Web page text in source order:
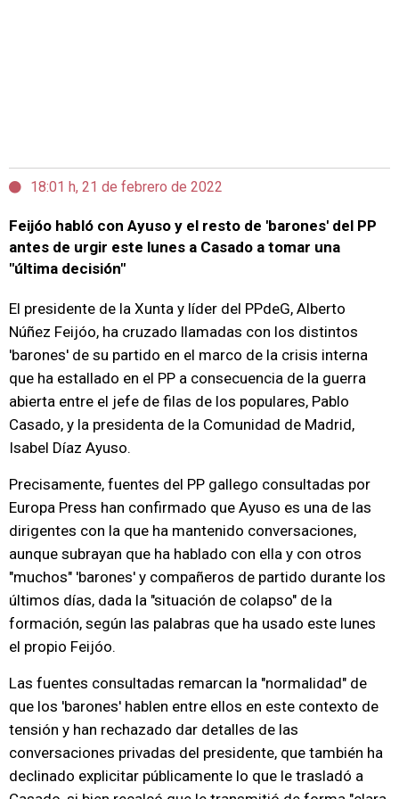
18:01 h, 21 de febrero de 2022
Feijóo habló con Ayuso y el resto de 'barones' del PP
antes de urgir este lunes a Casado a tomar una
"última decisión"
El presidente de la Xunta y líder del PPdeG, Alberto
Núñez Feijóo, ha cruzado llamadas con los distintos
'barones' de su partido en el marco de la crisis interna
que ha estallado en el PP a consecuencia de la guerra
abierta entre el jefe de filas de los populares, Pablo
Casado, y la presidenta de la Comunidad de Madrid,
Isabel Díaz Ayuso.
Precisamente, fuentes del PP gallego consultadas por
Europa Press han confirmado que Ayuso es una de las
dirigentes con la que ha mantenido conversaciones,
aunque subrayan que ha hablado con ella y con otros
"muchos" 'barones' y compañeros de partido durante los
últimos días, dada la "situación de colapso" de la
formación, según las palabras que ha usado este lunes
el propio Feijóo.
Las fuentes consultadas remarcan la "normalidad" de
que los 'barones' hablen entre ellos en este contexto de
tensión y han rechazado dar detalles de las
conversaciones privadas del presidente, que también ha
declinado explicitar públicamente lo que le trasladó a